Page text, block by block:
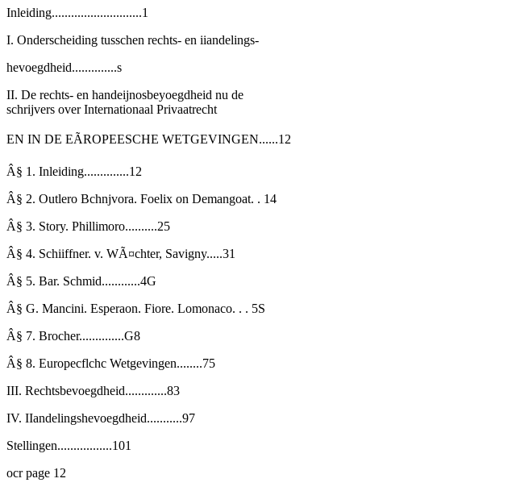
Inleiding............................1
I. Onderscheiding tusschen rechts- en iiandelings-
hevoegdheid..............s
II. De rechts- en handeijnosbeyoegdheid nu de
schrijvers over Internationaal Privaatrecht
EN IN DE EÃROPEESCHE WETGEVINGEN......12
Â§ 1. Inleiding..............12
Â§ 2. Outlero Bchnjvora. Foelix on Demangoat. . 14
Â§ 3. Story. Phillimoro..........25
Â§ 4. Schiiffner. v. WÃ¤chter, Savigny.....31
Â§ 5. Bar. Schmid............4G
Â§ G. Mancini. Esperaon. Fiore. Lomonaco. . . 5S
Â§ 7. Brocher..............G8
Â§ 8. Europecflchc Wetgevingen........75
III. Rechtsbevoegdheid.............83
IV. IIandelingshevoegdheid...........97
Stellingen.................101
ocr page 12